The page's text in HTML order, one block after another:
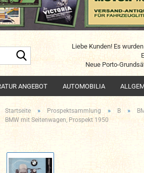
Suche...
Liebe Kunden! Es
Neue Porto-
ANGEBOT AUTOMOBILIA
Startseite » Prospektsammlung » B »
BMW mit Seitenwagen, Prospekt 1950